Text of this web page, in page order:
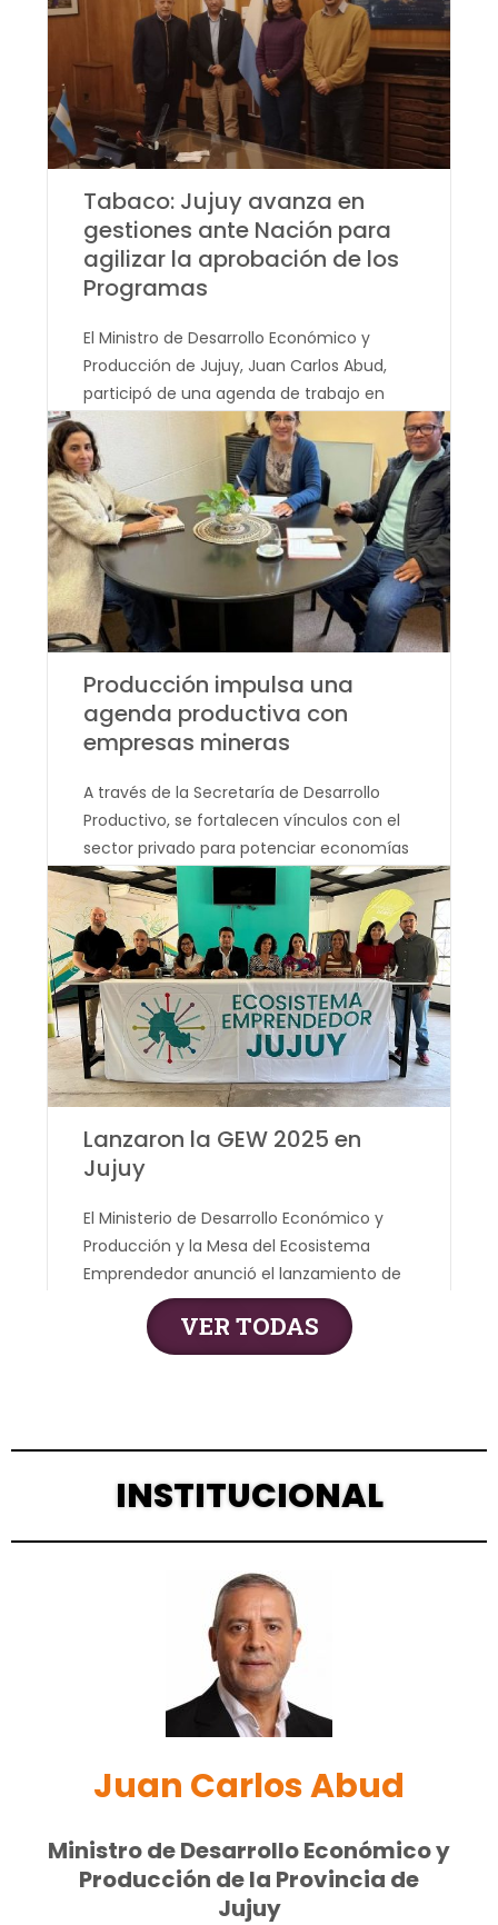
Tabaco: Jujuy avanza en
gestiones ante Nación para
agilizar la aprobación de los
Programas
El Ministro de Desarrollo Económico y
Producción de Jujuy, Juan Carlos Abud,
participó de una agenda de trabajo en
Buenos Aires orientada a dinamizar el
desarrollo de las economías regionales de
la
Leer más...
| May 29, 2026
Producción impulsa una
agenda productiva con
empresas mineras
A través de la Secretaría de Desarrollo
Productivo, se fortalecen vínculos con el
sector privado para potenciar economías
regionales, generar oportunidades en
territorio y promover un desarrollo
sostenible. El Ministerio de Desarrollo
Leer más...
| Abr 29, 2026
Lanzaron la GEW 2025 en
Jujuy
El Ministerio de Desarrollo Económico y
Producción y la Mesa del Ecosistema
Emprendedor anunció el lanzamiento de
la GEW 2025 Jujuy Emprende. La misma
tendrá lugar el miércoles 19 de noviembre,
VER TODAS
INSTITUCIONAL
Juan Carlos Abud
Ministro de Desarrollo Económico y
Producción de la Provincia de
Jujuy